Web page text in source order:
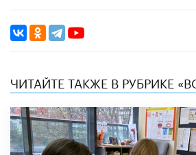
ЧИТАЙТЕ ТАКЖЕ В РУБРИКЕ